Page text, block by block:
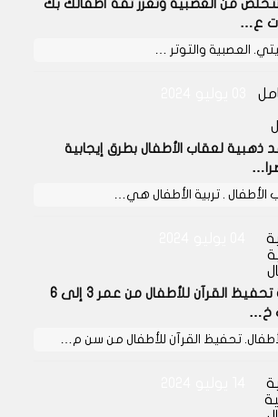
من العصبية وتعزز ثقة أطفالك بك
ع…
العصبية والتوتر …
ذهبية لعقاب الأطفال بطرق إيجابية
طريقة تحفيظ القرآن للأطفال من عمر 3 إلى 6
خ…
تحفيظ القرآن للأطفال من سن م…